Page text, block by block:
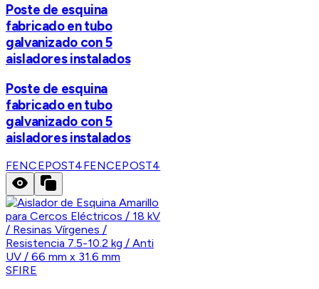
Poste de esquina
fabricado en tubo
galvanizado con 5
aisladores instalados
Poste de esquina
fabricado en tubo
galvanizado con 5
aisladores instalados
FENCEPOST4FENCEPOST4
SFIRE